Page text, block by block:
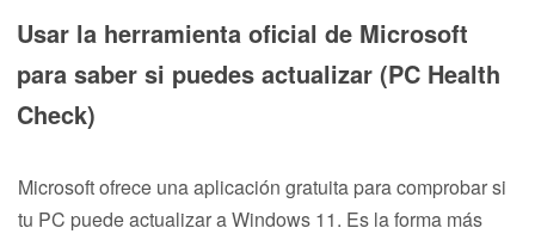
Usar la herramienta oficial de Microsoft
para saber si puedes actualizar (PC Health
Check)
Microsoft ofrece una aplicación gratuita para comprobar si
tu PC puede actualizar a Windows 11. Es la forma más